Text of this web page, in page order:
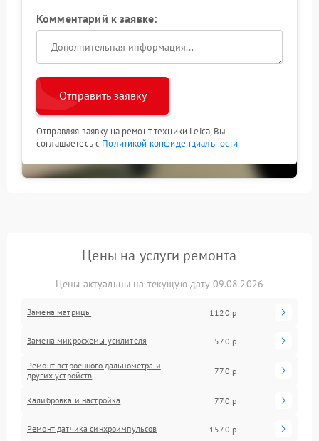
Комментарий к заявке:
Отправить заявку
Отправляя заявку на ремонт техники Leica, Вы
соглашаетесь с Политикой конфиденциальности
Цены на услуги ремонта
Цены актуальны на текущую дату 09.08.2026
Замена матрицы 1120 р
Замена микросхемы усилителя 570 р
Ремонт встроенного дальнометра и
других устройств
770 р
Калибровка и настройка 770 р
Ремонт датчика синхроимпульсов 1570 р